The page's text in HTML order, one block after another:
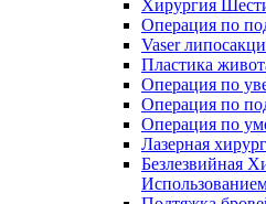
Хирургия
Операция по
Vaser
Пластика
Операция по
Операция по
Операция по
Лазерная
Безлезвийная